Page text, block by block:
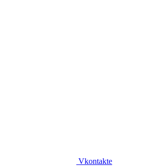
Vkontakte